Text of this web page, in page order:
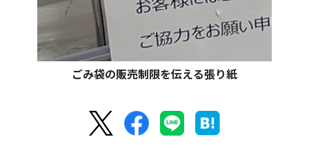
ごみ袋の販売制限を伝える張り紙